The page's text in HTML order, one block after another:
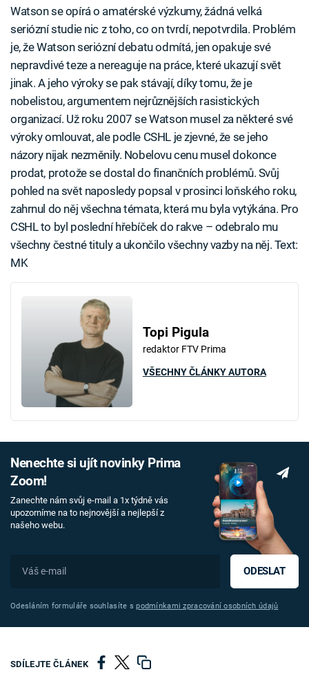
Watson se opírá o amatérské výzkumy, žádná velká
seriózní studie nic z toho, co on tvrdí, nepotvrdila. Problém
je, že Watson seriózní debatu odmítá, jen opakuje své
nepravdivé teze a nereaguje na práce, které ukazují svět
jinak. A jeho výroky se pak stávají, díky tomu, že je
nobelistou, argumentem nejrůznějších rasistických
organizací. Už roku 2007 se Watson musel za některé své
výroky omlouvat, ale podle CSHL je zjevné, že se jeho
názory nijak nezměnily. Nobelovu cenu musel dokonce
prodat, protože se dostal do finančních problémů. Svůj
pohled na svět naposledy popsal v prosinci loňského roku,
zahrnul do něj všechna témata, která mu byla vytýkána. Pro
CSHL to byl poslední hřebíček do rakve – odebralo mu
všechny čestné tituly a ukončilo všechny vazby na něj. Text:
MK
Topi Pigula
redaktor FTV Prima
VŠECHNY ČLÁNKY AUTORA
Nenechte si ujít novinky Prima
Zoom!
Zanechte nám svůj e-mail a 1x týdně vás
upozorníme na to nejnovější a nejlepší z
našeho webu.
ODESLAT
Odesláním formuláře souhlasíte spodmínkami zpracování osobních údajů
SDÍLEJTE ČLÁNEK